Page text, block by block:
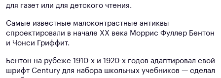
для газет или для детского чтения.
Самые известные малоконтрастные антиквы
спроектировали в начале XX века Моррис Фуллер Бентон
и Чонси Гриффит.
Бентон на рубеже 1910-х и 1920-х годов адаптировал свой
шрифт Century для набора школьных учебников — сделал